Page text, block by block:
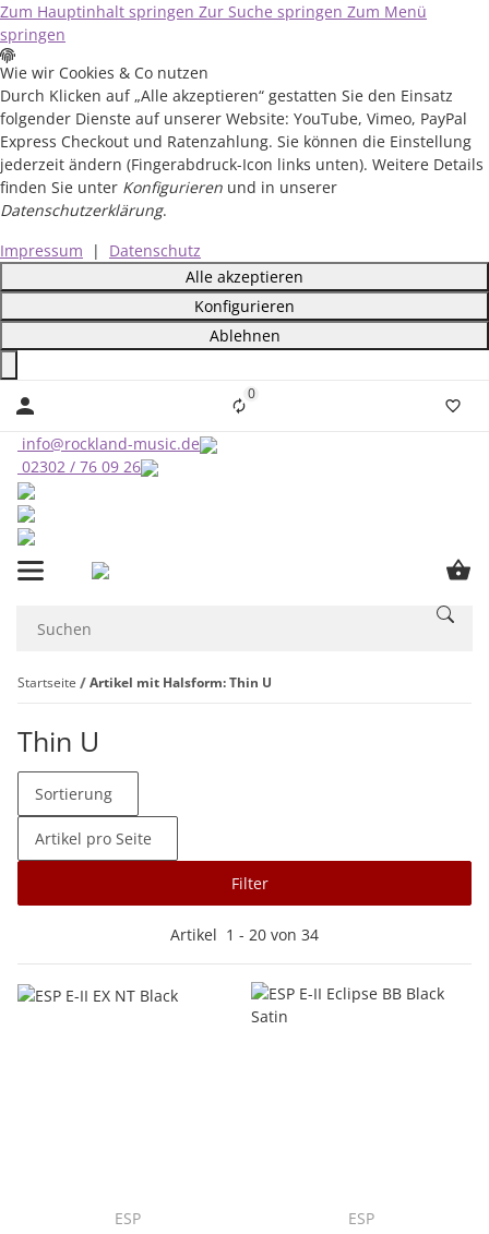
Zum Hauptinhalt springen Zur Suche springen Zum Menü
springen
Wie wir Cookies & Co nutzen
Durch Klicken auf „Alle akzeptieren“ gestatten Sie den Einsatz
folgender Dienste auf unserer Website: YouTube, Vimeo, PayPal
Express Checkout und Ratenzahlung. Sie können die Einstellung
jederzeit ändern (Fingerabdruck-Icon links unten). Weitere Details
finden Sie unter Konfigurieren und in unserer
Datenschutzerklärung.
Impressum
|
Datenschutz
Alle akzeptieren
Konfigurieren
Ablehnen
Close 0Liste ist leer
info@rockland-music.de
02302 / 76 09 26
Startseite Artikel mit Halsform: Thin U
Thin U
Filter
Sortierung
Artikel pro Seite
Artikel 1 - 20 von 34
ESP ESP